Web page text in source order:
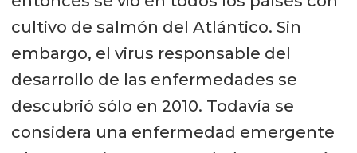
cultivo de salmón del Atlántico. Sin
embargo, el virus responsable del
desarrollo de las enfermedades se
descubrió sólo en 2010. Todavía se
considera una enfermedad emergente